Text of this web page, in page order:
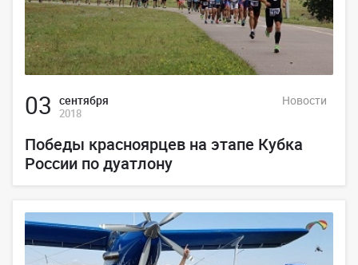
03 сентября
2018
Новости
Победы красноярцев на этапе Кубка
России по дуатлону